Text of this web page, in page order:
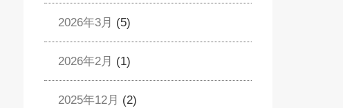
2026年3月 (5)
2026年2月 (1)
2025年12月 (2)